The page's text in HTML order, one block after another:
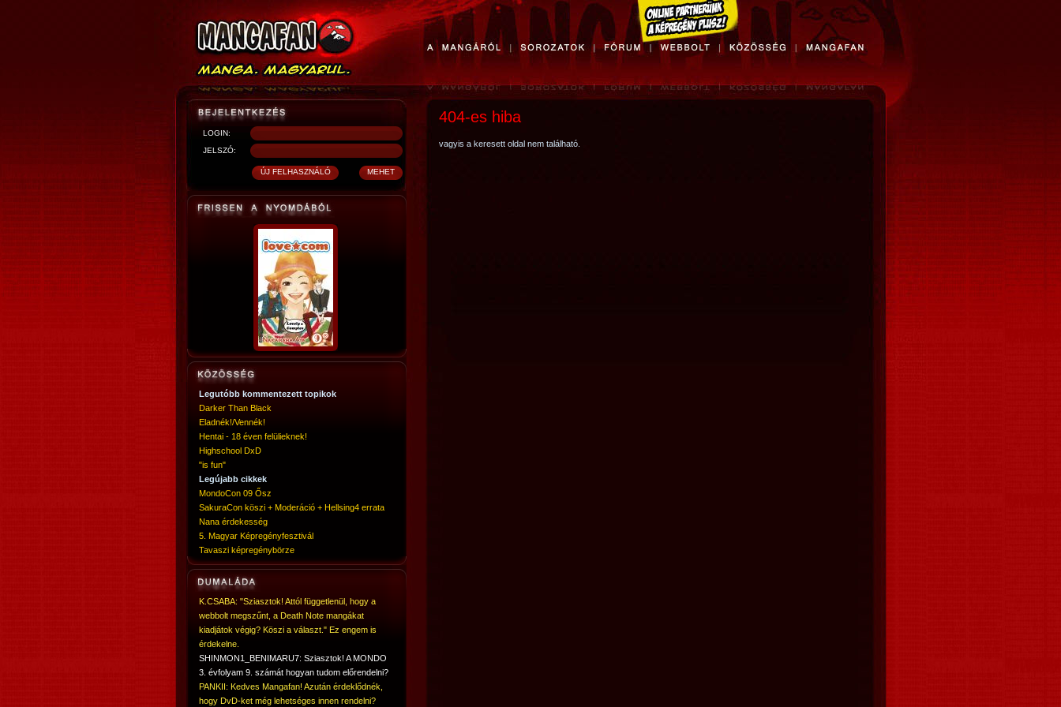
LOGIN:
JELSZÓ:
Legutóbb kommentezett topikok
Darker Than Black
Eladnék!/Vennék!
Hentai - 18 éven felülieknek!
Highschool DxD
"is fun"
Legújabb cikkek
MondoCon 09 Ősz
SakuraCon köszi + Moderáció + Hellsing4 errata
Nana érdekesség
5. Magyar Képregényfesztivál
Tavaszi képregénybörze
K.CSABA: "Sziasztok! Attól függetlenül, hogy a
webbolt megszűnt, a Death Note mangákat
kiadjátok végig? Köszi a választ." Ez engem is
érdekelne.
SHINMON1_BENIMARU7: Sziasztok! A MONDO
3. évfolyam 9. számát hogyan tudom előrendelni?
PANKII: Kedves Mangafan! Azután érdeklődnék,
hogy DvD-ket még lehetséges innen rendelni?
404-es hiba
vagyis a keresett oldal nem található.